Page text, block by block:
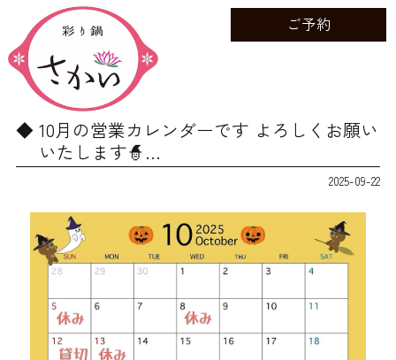
ご予約
10月の営業カレンダーです よろしくお願い
いたします🧙…
2025-09-22